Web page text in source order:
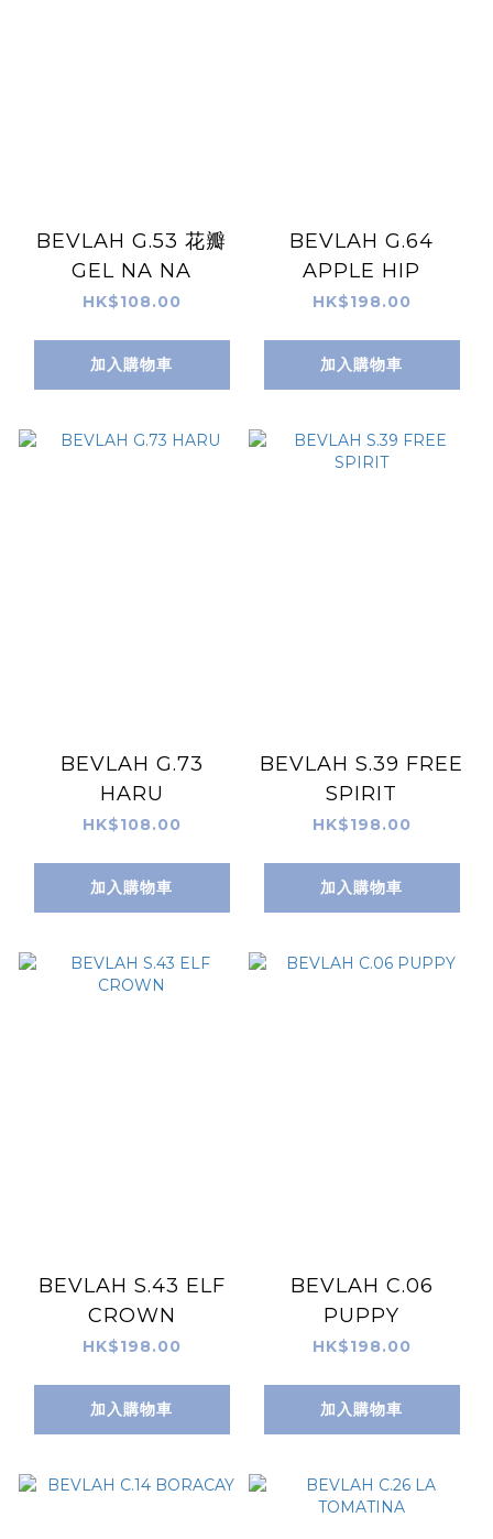
BEVLAH G.53 花瓣
GEL NA NA
HK$108.00
加入購物車
BEVLAH G.64
APPLE HIP
HK$198.00
加入購物車
BEVLAH G.73
HARU
HK$108.00
加入購物車
BEVLAH S.39 FREE
SPIRIT
HK$198.00
加入購物車
BEVLAH S.43 ELF
CROWN
HK$198.00
加入購物車
BEVLAH C.06
PUPPY
HK$198.00
加入購物車